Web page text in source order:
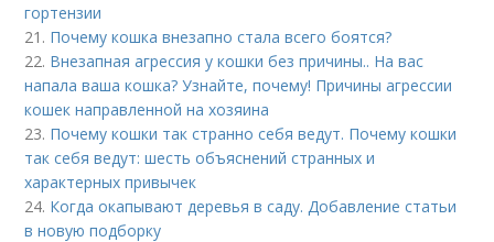
гортензии
21. Почему кошка внезапно стала всего боятся?
22. Внезапная агрессия у кошки без причины.. На вас
напала ваша кошка? Узнайте, почему! Причины агрессии
кошек направленной на хозяина
23. Почему кошки так странно себя ведут. Почему кошки
так себя ведут: шесть объяснений странных и
характерных привычек
24. Когда окапывают деревья в саду. Добавление статьи
в новую подборку